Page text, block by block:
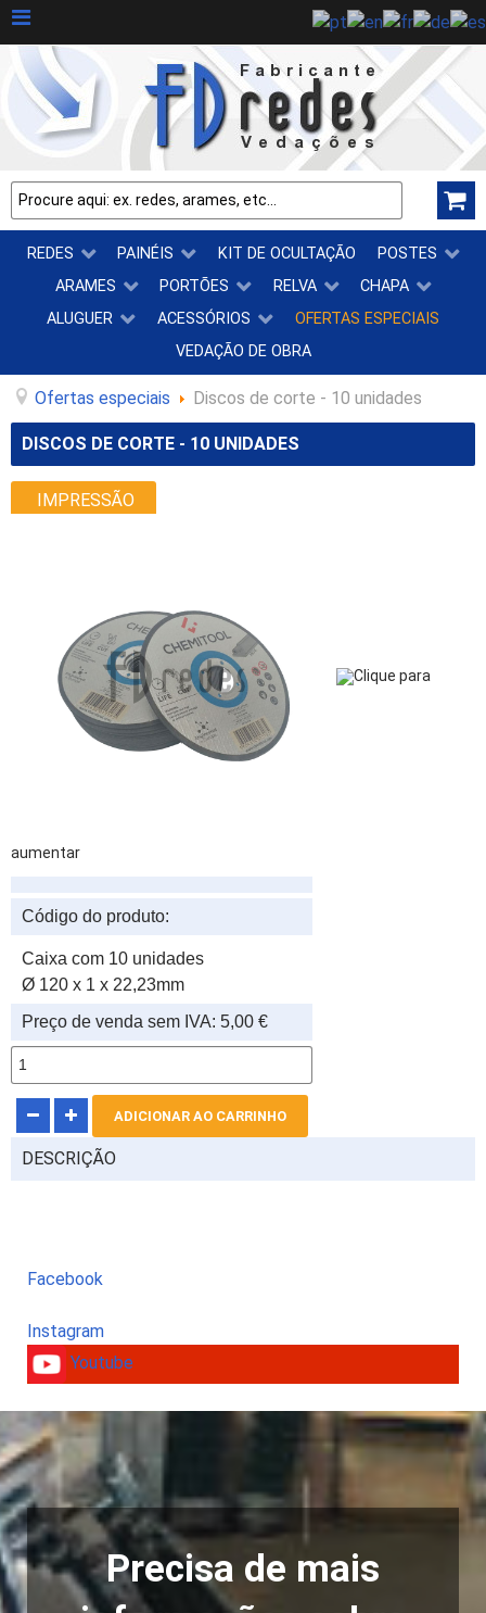
REDES PAINÉIS KIT DE OCULTAÇÃO
POSTES
ARAMES
PORTÕES RELVA
CHAPA
ALUGUER
ACESSÓRIOS
OFERTAS ESPECIAIS
VEDAÇÃO DE OBRA
Ofertas especiais Discos de corte - 10 unidades
DISCOS DE CORTE - 10 UNIDADES
IMPRESSÃO
Clique para
aumentar
Código do produto:
Caixa com 10 unidades
Ø 120 x 1 x 22,23mm
Preço de venda sem IVA: 5,00 €
DESCRIÇÃO
Facebook
Instagram
Youtube
Precisa de mais